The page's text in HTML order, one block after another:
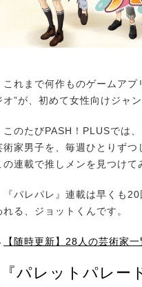
れまで何作ものゲームアプ
オ”が、初めて女性向けジャ
のたびPASH！PLUSでは
術家男子を、毎週ひとりず
の連載で推しメンを見つけて
パレパレ』連載は早くも
れる、ジョットくんです。
【随時更新】28人の芸術家
『パレットパレー